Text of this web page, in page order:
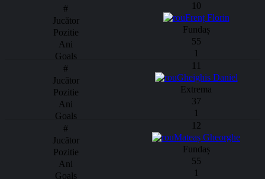
10
Frenț Florin
Fundaș
55
1
11
Gheighis Daniel
Extrema
37
1
12
Mateaș Gheorghe
Fundaș
55
1